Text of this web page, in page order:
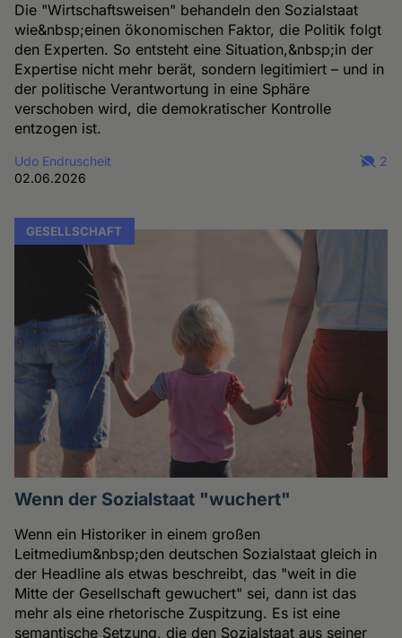
Die "Wirtschaftsweisen" behandeln den Sozialstaat
wie&nbsp;einen ökonomischen Faktor, die Politik folgt
den Experten. So entsteht eine Situation,&nbsp;in der
Expertise nicht mehr berät, sondern legitimiert – und in
der politische Verantwortung in eine Sphäre
verschoben wird, die demokratischer Kontrolle
entzogen ist.
Udo Endruscheit
02.06.2026
2
GESELLSCHAFT
Wenn der Sozialstaat "wuchert"
Wenn ein Historiker in einem großen
Leitmedium&nbsp;den deutschen Sozialstaat gleich in
der Headline als etwas beschreibt, das "weit in die
Mitte der Gesellschaft gewuchert" sei, dann ist das
mehr als eine rhetorische Zuspitzung. Es ist eine
semantische Setzung, die den Sozialstaat aus seiner